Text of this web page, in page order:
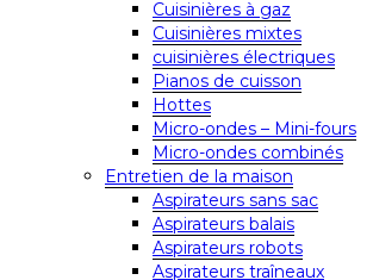
Cuisinières à gaz
Cuisinières mixtes
cuisinières électriques
Pianos de cuisson
Hottes
Micro-ondes – Mini-fours
Micro-ondes combinés
Entretien de la maison
Aspirateurs sans sac
Aspirateurs balais
Aspirateurs robots
Aspirateurs traîneaux